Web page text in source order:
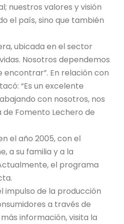
nuestros valores y visión
el país, sino que también
ubicada en el sector
Nosotros dependemos
En relación con
“Es un excelente
con nosotros, nos
Fomento Lechero de
el año 2005, con el
a su familia y a la
el programa
impulso de la producción
a través de
información, visita la